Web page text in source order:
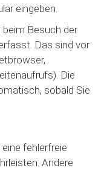
eingeben.
Besuch der
Das sind vor
Die
sobald Sie
fehlerfreie
Andere